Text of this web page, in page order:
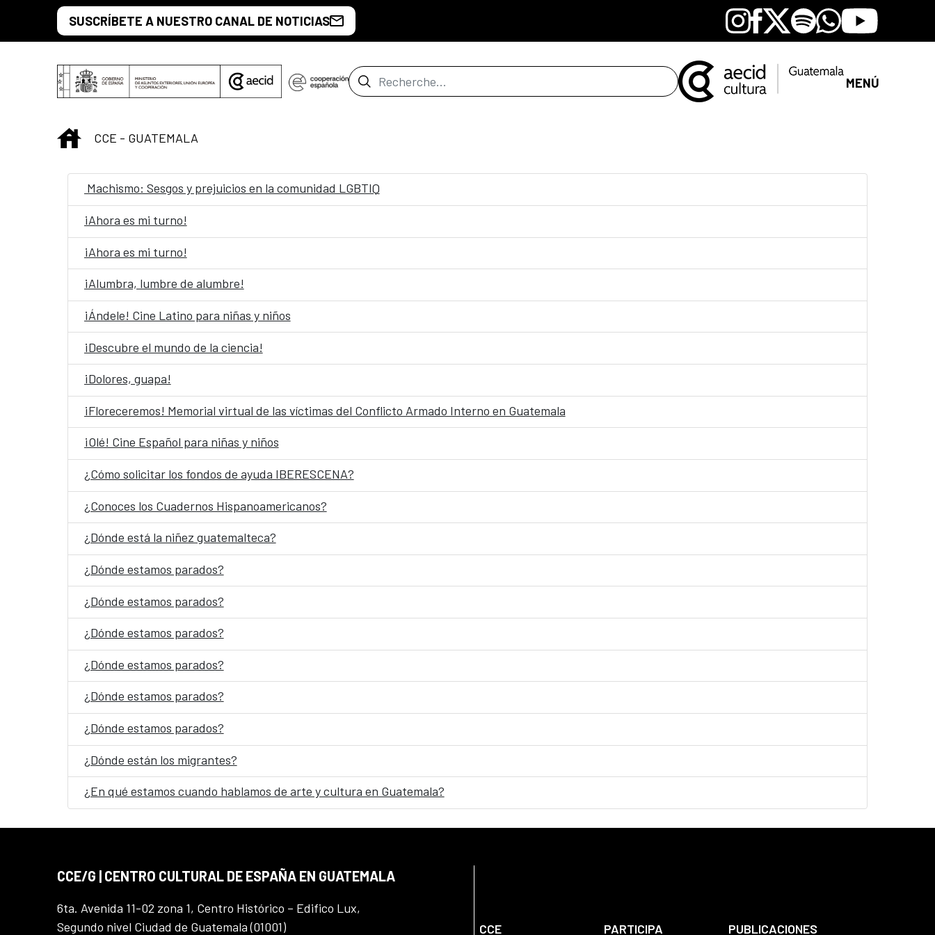
Saut au contenu principal
SUSCRÍBETE A NUESTRO CANAL DE NOTICIAS Instagram
Facebook
X SpotifyWhatsapp
Youtube
Barre de recherche MENÚ
INICIO
CCE - GUATEMALA
Machismo: Sesgos y prejuicios en la comunidad LGBTIQ
¡Ahora es mi turno!
¡Ahora es mi turno!
¡Alumbra, lumbre de alumbre!
¡Ándele! Cine Latino para niñas y niños
¡Descubre el mundo de la ciencia!
¡Dolores, guapa!
¡Floreceremos! Memorial virtual de las víctimas del Conflicto Armado Interno en Guatemala
¡Olé! Cine Español para niñas y niños
¿Cómo solicitar los fondos de ayuda IBERESCENA?
¿Conoces los Cuadernos Hispanoamericanos?
¿Dónde está la niñez guatemalteca?
¿Dónde estamos parados?
¿Dónde estamos parados?
¿Dónde estamos parados?
¿Dónde estamos parados?
¿Dónde estamos parados?
¿Dónde estamos parados?
¿Dónde están los migrantes?
¿En qué estamos cuando hablamos de arte y cultura en Guatemala?
CCE/G | CENTRO CULTURAL DE ESPAÑA EN GUATEMALA
6ta. Avenida 11-02 zona 1, Centro Histórico – Edifico Lux,
Segundo nivel Ciudad de Guatemala (01001)
CCE PARTICIPA PUBLICACIONES